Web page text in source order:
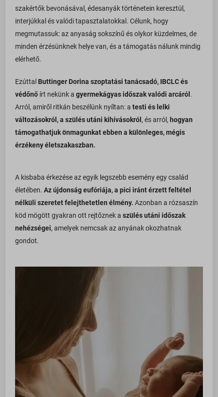
szakértők bevonásával, édesanyák történetein keresztül,
interjúkkal és valódi tapasztalatokkal. Célunk, hogy
megmutassuk: az anyaság sokszínű és olykor küzdelmes, de
minden érzésünknek helye van, és a támogatás nálunk mindig
elérhető.
Ezúttal Buttinger Dorina szoptatási tanácsadó, IBCLC és
védőnő írt nekünk agyermekágyas időszak valódi arcáról .
Arról, amiről ritkán beszélünk nyíltan: atesti és lelki
változásokról, a szülés utáni kihívásokról , és arról, hogyan
támogathatjuk önmagunkat ebben a különleges, mégis
érzékeny életszakaszban.
A kisbaba érkezése az egyik legszebb esemény egy család
életében.Az újdonság eufóriája, a pici iránt érzett feltétel
nélküli szeretet felejthetetlen élmény. Azonban a rózsaszín
köd mögött gyakran ott rejtőznek aszülés utáni időszak
nehézségei, amelyek nemcsak az anyának okozhatnak
gondot.